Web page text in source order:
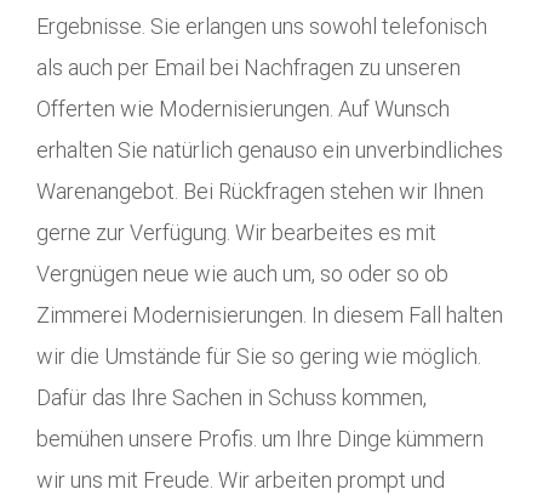
Ergebnisse. Sie erlangen uns sowohl telefonisch
als auch per Email bei Nachfragen zu unseren
Offerten wie Modernisierungen. Auf Wunsch
erhalten Sie natürlich genauso ein unverbindliches
Warenangebot. Bei Rückfragen stehen wir Ihnen
gerne zur Verfügung. Wir bearbeites es mit
Vergnügen neue wie auch um, so oder so ob
Zimmerei Modernisierungen. In diesem Fall halten
wir die Umstände für Sie so gering wie möglich.
Dafür das Ihre Sachen in Schuss kommen,
bemühen unsere Profis. um Ihre Dinge kümmern
wir uns mit Freude. Wir arbeiten prompt und